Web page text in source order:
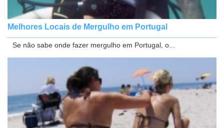
Melhores Locais de Mergulho em Portugal
Se não sabe onde fazer mergulho em Portugal, o...